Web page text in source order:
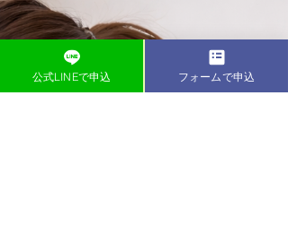
【反り腰・腰の詰まり解消】ぽっこりお腹
原因は「腰の頑張りすぎ」？背骨を伸ばす
背部リリースエクササイズ
反り腰や腰の詰まり、ぽっこりお腹に悩む方へ。
腰背部の緊張を和らげ、腹圧が入りやすい姿勢を
公式LINEで申込 フォームで申込